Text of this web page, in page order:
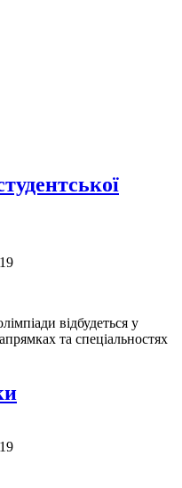
відбудеться у
та спеціальностях